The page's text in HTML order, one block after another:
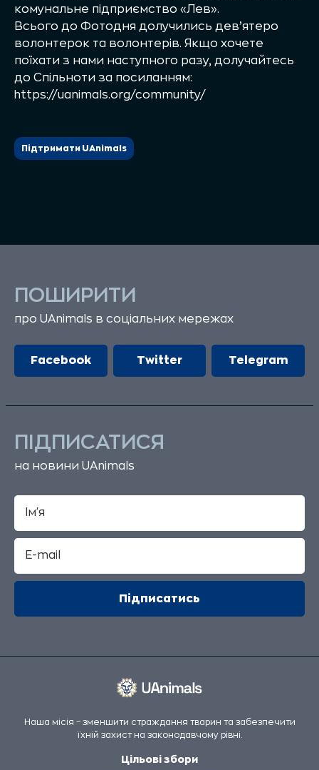
комунальне підприємство «Лев».
Всього до Фотодня долучились дев’ятеро
волонтерок та волонтерів. Якщо хочете
поїхати з нами наступного разу, долучайтесь
до Спільноти за посиланням:
https://uanimals.org/community/
Підтримати UAnimals
ПОШИРИТИ
про UAnimals в соціальних мережах
Facebook Twitter Telegram
ПІДПИСАТИСЯ
на новини UAnimals
Наша місія – зменшити страждання тварин та забезпечити
їхній захист на законодавчому рівні.
Цільові збори